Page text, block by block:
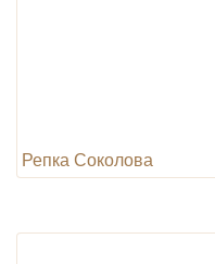
Репка Соколова